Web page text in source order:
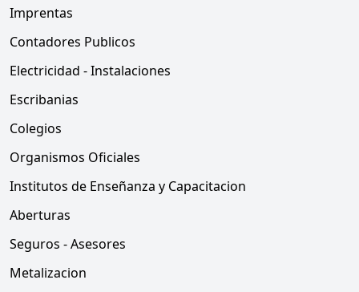
Imprentas
Contadores Publicos
Electricidad - Instalaciones
Escribanias
Colegios
Organismos Oficiales
Institutos de Enseñanza y Capacitacion
Aberturas
Seguros - Asesores
Metalizacion